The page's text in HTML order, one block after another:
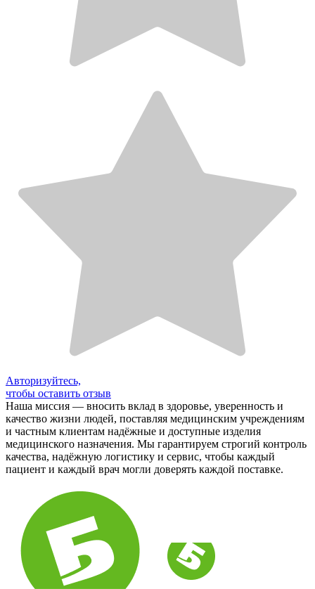
Авторизуйтесь,
чтобы оставить отзыв
Наша миссия — вносить вклад в здоровье, уверенность и
качество жизни людей, поставляя медицинским учреждениям
и частным клиентам надёжные и доступные изделия
медицинского назначения. Мы гарантируем строгий контроль
качества, надёжную логистику и сервис, чтобы каждый
пациент и каждый врач могли доверять каждой поставке.